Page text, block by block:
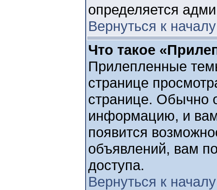
определяется
Вернуться к началу
Что такое
Прилепленные
странице
странице. Обычно
информацию, и вам
появится
объявлений, вам
доступа.
Вернуться к началу